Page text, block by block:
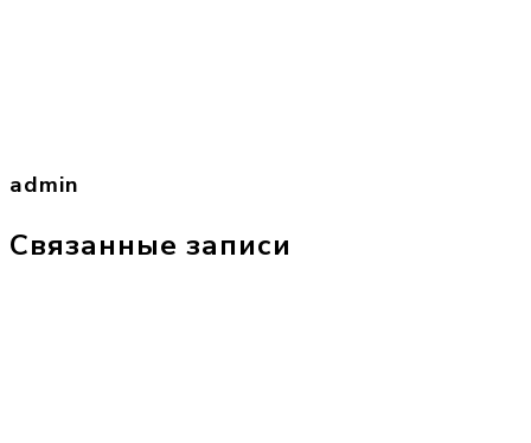
admin
Связанные записи